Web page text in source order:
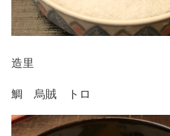
造里
鯛 烏賊 トロ